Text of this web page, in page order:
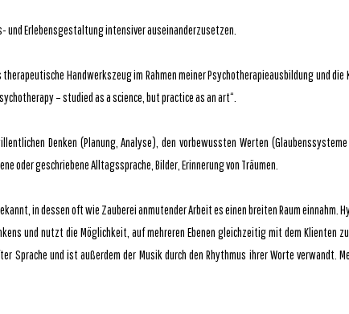
und Erlebensgestaltung intensiver auseinanderzusetzen.
Handwerkszeug im Rahmen meiner Psychotherapieausbildung und
– studied as a science, but practice as an art“.
Denken (Planung, Analyse), den vorbewussten Werten
oder geschriebene Alltagssprache, Bilder, Erinnerung von Träumen.
in dessen oft wie Zauberei anmutender Arbeit es einen breiten Raum einnahm.
und nutzt die Möglichkeit, auf mehreren Ebenen gleichzeitig mit dem Klienten
und ist außerdem der Musik durch den Rhythmus ihrer Worte verwandt.